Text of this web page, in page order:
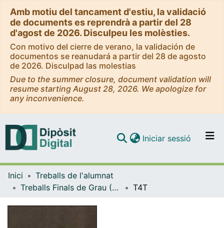
Amb motiu del tancament d'estiu, la validació
de documents es reprendrà a partir del 28
d'agost de 2026. Disculpeu les molèsties.
Con motivo del cierre de verano, la validación de
documentos se reanudará a partir del 28 de agosto
de 2026. Disculpad las molestias
Due to the summer closure, document validation will
resume starting August 28, 2026. We apologize for
any inconvenience.
Navega per tot el DD
Iniciar sessió (current)
Inici
Treballs de l'alumnat
Treballs Finals de Grau (TFG) - Belles Arts
T4T